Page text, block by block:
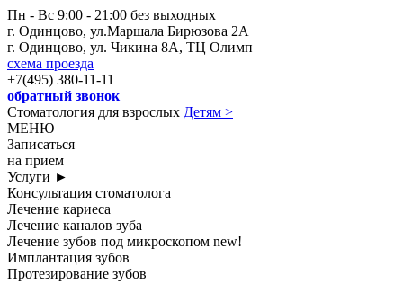
Пн - Вс 9:00 - 21:00 без выходных
г. Одинцово, ул.Маршала Бирюзова 2А
г. Одинцово, ул. Чикина 8А, ТЦ Олимп
схема проезда
+7(495) 380-11-11
обратный звонок
Стоматология для взрослых Детям >
МЕНЮ
Записаться
на прием
Услуги ►
Консультация стоматолога
Лечение кариеса
Лечение каналов зуба
Лечение зубов под микроскопом new!
Имплантация зубов
Протезирование зубов